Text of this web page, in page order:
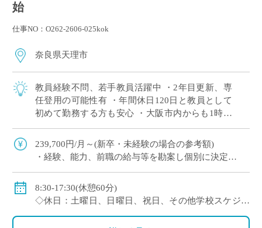
始
仕事NO：O262-2606-025kok
奈良県天理市
教員経験不問、若手教員活躍中 ・2年目更新、専
任登用の可能性有 ・年間休日120日と教員として
初めて勤務する方も安心 ・大阪市内からも1時間
では、一人ひとりの個性や目標に合わ […]
239,700円/月～(新卒・未経験の場合の参考額)
・経験、能⼒、前職の給与等を勘案し個別に決定
・450万円／経験3年：30歳（⽉給24万1300円＋賞与＋
他⼿当）
・500万円／経験6年：33歳（⽉給24万7900円＋賞与＋
8:30-17:30(休憩60分)
◇休日：土曜日、日曜日、祝日、その他学校スケジュ